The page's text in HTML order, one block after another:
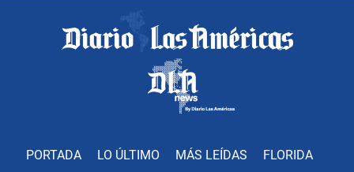
PORTADA LO ÚLTIMO MÁS LEÍDAS FLORIDA